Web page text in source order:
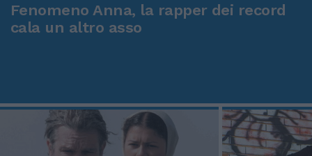
Fenomeno Anna, la rapper dei record
cala un altro asso